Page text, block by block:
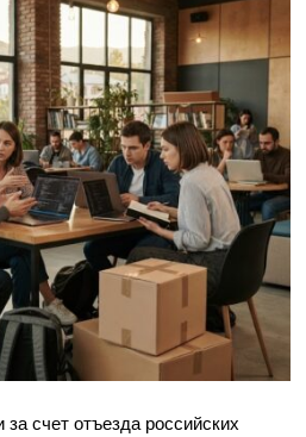
за счет отъезда российских